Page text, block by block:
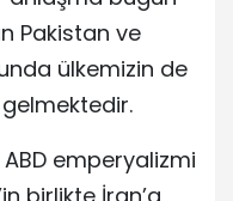
Pakistan ve
ülkemizin de
emperyalizmi